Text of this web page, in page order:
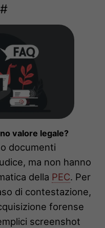
#
valore legale?
documenti
ma non hanno
della PEC. Per
di contestazione,
forense
screenshot